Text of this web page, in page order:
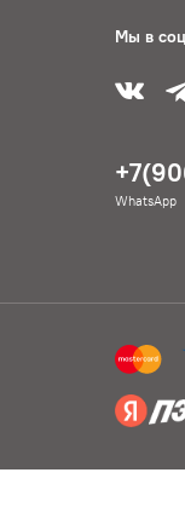
Мы в
WhatsApp